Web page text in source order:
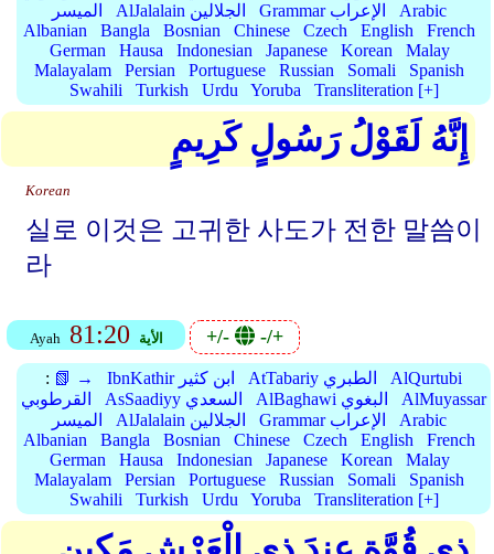
الميسر
AlJalalain الجلالين Grammar الإعراب
Arabic
Albanian
Bangla Bosnian Chinese Czech English
French
German
Hausa Indonesian Japanese Korean
Malay
Malayalam
Persian Portuguese Russian Somali
Spanish
Swahili
Turkish Urdu Yoruba Transliteration [+]
إِنَّهُ لَقَوْلُ رَسُولٍ كَرِيمٍ
Korean
실로 이것은 고귀한 사도가 전한 말씀이
라
Ayah 81:20 الأية +/- -/+
: 📗 → IbnKathir ابن كثير AtTabariy الطبري
AlQurtubi
القرطوبي
AsSaadiyy السعدي AlBaghawi البغوي
AlMuyassar
الميسر
AlJalalain الجلالين Grammar الإعراب
Arabic
Albanian
Bangla Bosnian Chinese Czech English
French
German
Hausa Indonesian Japanese Korean
Malay
Malayalam
Persian Portuguese Russian Somali
Spanish
Swahili
Turkish Urdu Yoruba Transliteration [+]